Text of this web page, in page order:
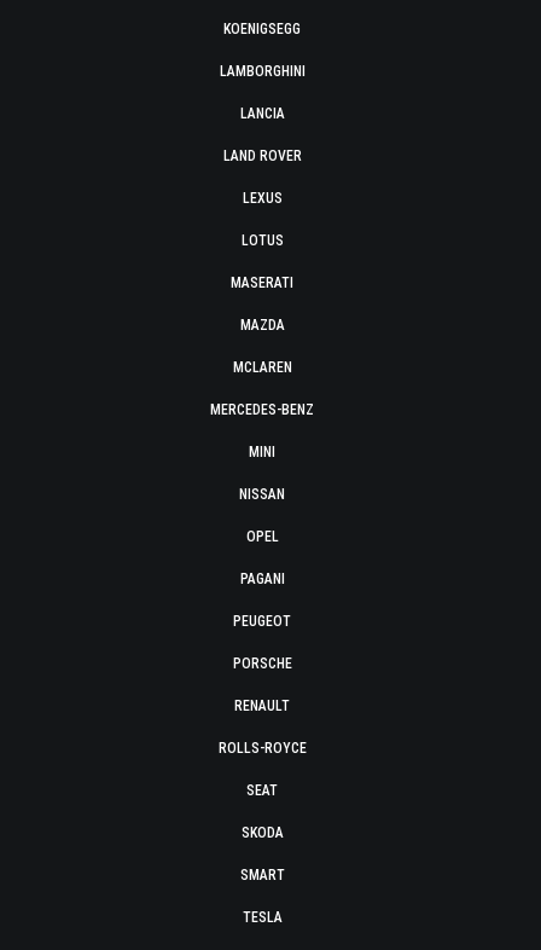
KOENIGSEGG
LAMBORGHINI
LANCIA
LAND ROVER
LEXUS
LOTUS
MASERATI
MAZDA
MCLAREN
MERCEDES-BENZ
MINI
NISSAN
OPEL
PAGANI
PEUGEOT
PORSCHE
RENAULT
ROLLS-ROYCE
SEAT
SKODA
SMART
TESLA